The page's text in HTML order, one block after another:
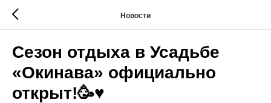
Новости
Сезон отдыха в Усадьбе
«Окинава» официально
открыт!🥳♥️